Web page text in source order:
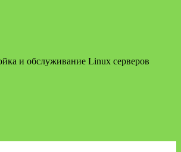
и обслуживание Linux серверов